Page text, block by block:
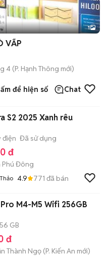
1
VẤP
4 (P. Hạnh Thông mới)
để hiện số Chat
S2 2025 Xanh rêu
điện Đã sử dụng
đ
Phú Đông
4.9 771 đã bán
M4-M5 Wifi 256GB
GB
đ
Thành Ngọ (P. Kiến An mới)